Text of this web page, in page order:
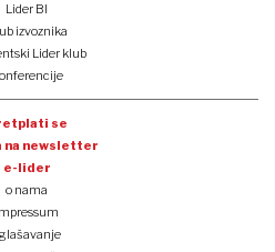
Lider BI
izvoznika
Lider klub
se
na newsletter
e-lider
o nama